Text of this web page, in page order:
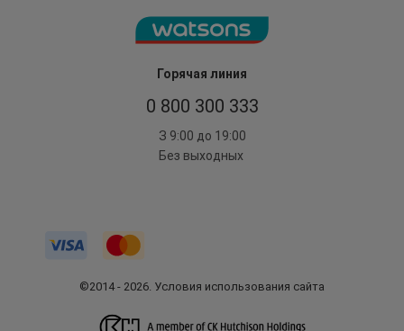
Горячая линия
0 800 300 333
З 9:00 до 19:00
Без выходных
©2014 - 2026. Условия использования сайта